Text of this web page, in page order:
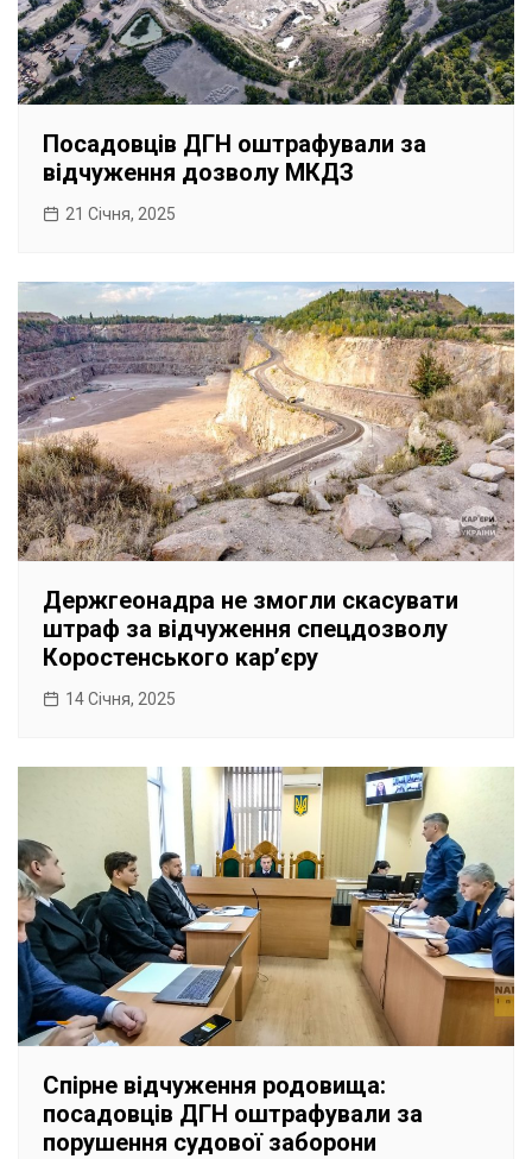
Посадовців ДГН оштрафували за
відчуження дозволу МКДЗ
21 Січня, 2025
Держгеонадра не змогли скасувати
штраф за відчуження спецдозволу
Коростенського карʼєру
14 Січня, 2025
Спірне відчуження родовища:
посадовців ДГН оштрафували за
порушення судової заборони